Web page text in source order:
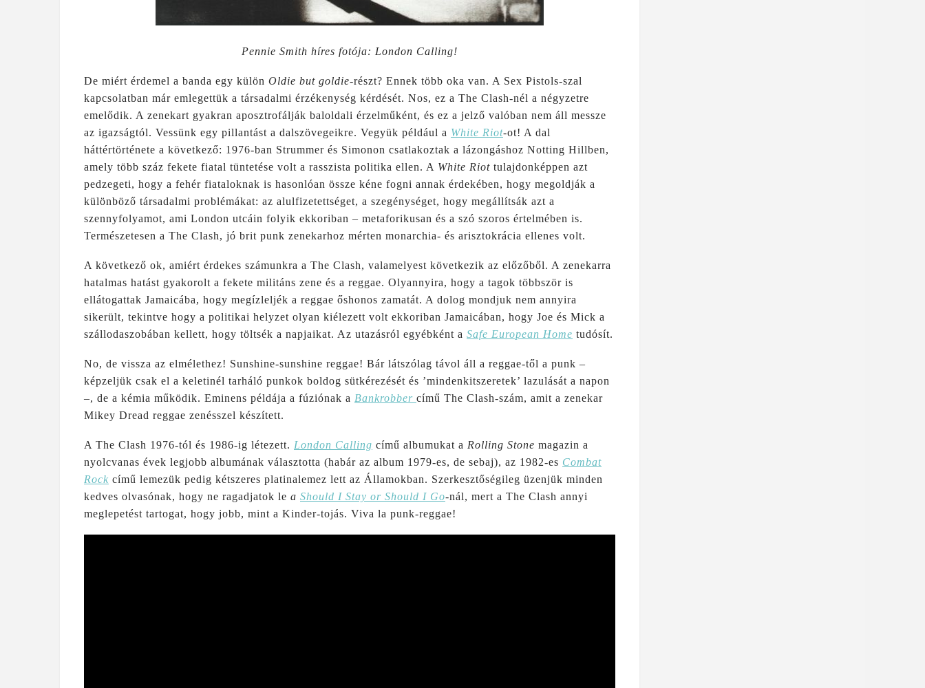
Pennie Smith híres fotója: London Calling!
De miért érdemel a banda egy külön Oldie but goldie-részt? Ennek több oka van. A Sex Pistols-szal
kapcsolatban már emlegettük a társadalmi érzékenység kérdését. Nos, ez a The Clash-nél a négyzetre
emelődik. A zenekart gyakran aposztrofálják baloldali érzelműként, és ez a jelző valóban nem áll messze
az igazságtól. Vessünk egy pillantást a dalszövegeikre. Vegyük például a White Riot-ot! A dal
háttértörténete a következő: 1976-ban Strummer és Simonon csatlakoztak a lázongáshoz Notting Hillben,
amely több száz fekete fiatal tüntetése volt a rasszista politika ellen. A White Riot tulajdonképpen azt
pedzegeti, hogy a fehér fiataloknak is hasonlóan össze kéne fogni annak érdekében, hogy megoldják a
különböző társadalmi problémákat: az alulfizetettséget, a szegénységet, hogy megállítsák azt a
szennyfolyamot, ami London utcáin folyik ekkoriban – metaforikusan és a szó szoros értelmében is.
Természetesen a The Clash, jó brit punk zenekarhoz mérten monarchia- és arisztokrácia ellenes volt.
A következő ok, amiért érdekes számunkra a The Clash, valamelyest következik az előzőből. A zenekarra
hatalmas hatást gyakorolt a fekete militáns zene és a reggae. Olyannyira, hogy a tagok többször is
ellátogattak Jamaicába, hogy megízleljék a reggae őshonos zamatát. A dolog mondjuk nem annyira
sikerült, tekintve hogy a politikai helyzet olyan kiélezett volt ekkoriban Jamaicában, hogy Joe és Mick a
szállodaszobában kellett, hogy töltsék a napjaikat. Az utazásról egyébként a Safe European Home tudósít.
No, de vissza az elmélethez! Sunshine-sunshine reggae! Bár látszólag távol áll a reggae-től a punk –
képzeljük csak el a keletinél tarháló punkok boldog sütkérezését és ’mindenkitszeretek’ lazulását a napon
–, de a kémia működik. Eminens példája a fúziónak a Bankrobber című The Clash-szám, amit a zenekar
Mikey Dread reggae zenésszel készített.
A The Clash 1976-tól és 1986-ig létezett. London Calling című albumukat a Rolling Stone magazin a
nyolcvanas évek legjobb albumának választotta (habár az album 1979-es, de sebaj), az 1982-es Combat
Rock című lemezük pedig kétszeres platinalemez lett az Államokban. Szerkesztőségileg üzenjük minden
kedves olvasónak, hogy ne ragadjatok le a Should I Stay or Should I Go-nál, mert a The Clash annyi
meglepetést tartogat, hogy jobb, mint a Kinder-tojás. Viva la punk-reggae!